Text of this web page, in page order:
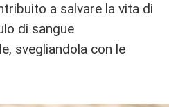
a salvare la vita di
di sangue
svegliandola con le